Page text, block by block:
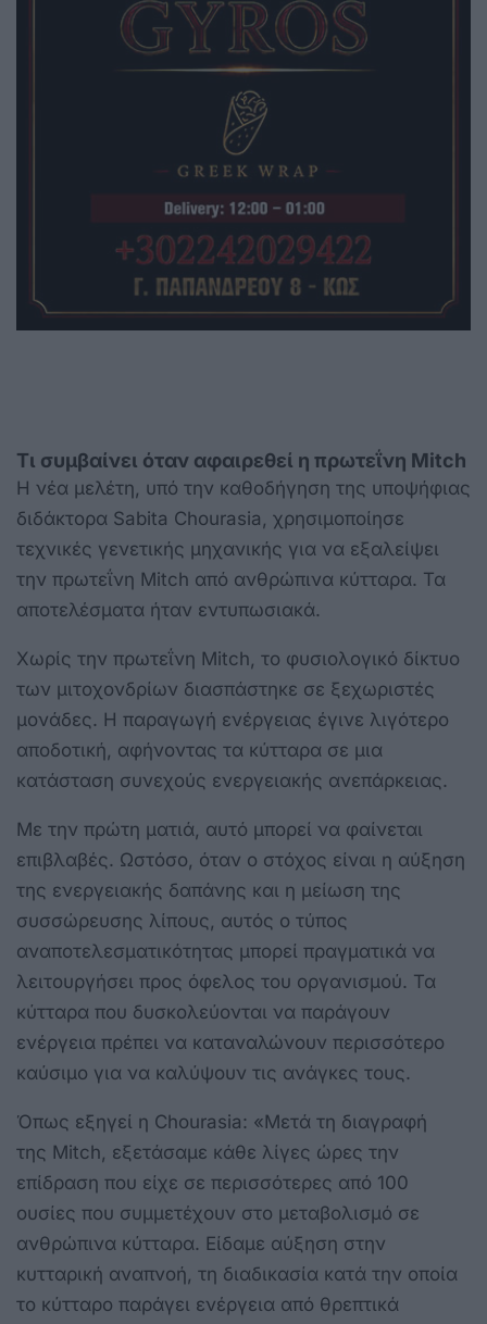
Τι συμβαίνει όταν αφαιρεθεί η πρωτεΐνη Mitch
Η νέα μελέτη, υπό την καθοδήγηση της υποψήφιας
διδάκτορα Sabita Chourasia, χρησιμοποίησε
τεχνικές γενετικής μηχανικής για να εξαλείψει
την πρωτεΐνη Mitch από ανθρώπινα κύτταρα. Τα
αποτελέσματα ήταν εντυπωσιακά.
Χωρίς την πρωτεΐνη Mitch, το φυσιολογικό δίκτυο
των μιτοχονδρίων διασπάστηκε σε ξεχωριστές
μονάδες. Η παραγωγή ενέργειας έγινε λιγότερο
αποδοτική, αφήνοντας τα κύτταρα σε μια
κατάσταση συνεχούς ενεργειακής ανεπάρκειας.
Με την πρώτη ματιά, αυτό μπορεί να φαίνεται
επιβλαβές. Ωστόσο, όταν ο στόχος είναι η αύξηση
της ενεργειακής δαπάνης και η μείωση της
συσσώρευσης λίπους, αυτός ο τύπος
αναποτελεσματικότητας μπορεί πραγματικά να
λειτουργήσει προς όφελος του οργανισμού. Τα
κύτταρα που δυσκολεύονται να παράγουν
ενέργεια πρέπει να καταναλώνουν περισσότερο
καύσιμο για να καλύψουν τις ανάγκες τους.
Όπως εξηγεί η Chourasia: «Μετά τη διαγραφή
της Mitch, εξετάσαμε κάθε λίγες ώρες την
επίδραση που είχε σε περισσότερες από 100
ουσίες που συμμετέχουν στο μεταβολισμό σε
ανθρώπινα κύτταρα. Είδαμε αύξηση στην
κυτταρική αναπνοή, τη διαδικασία κατά την οποία
το κύτταρο παράγει ενέργεια από θρεπτικά